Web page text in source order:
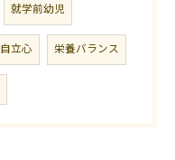
就学前幼児
自立心 栄養バランス